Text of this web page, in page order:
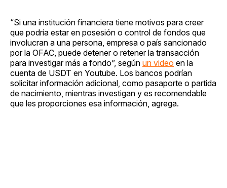
“Si una institución financiera tiene motivos para creer
que podría estar en posesión o control de fondos que
involucran a una persona, empresa o país sancionado
por la OFAC, puede detener o retener la transacción
para investigar más a fondo”, según un video en la
cuenta de USDT en Youtube. Los bancos podrían
solicitar información adicional, como pasaporte o partida
de nacimiento, mientras investigan y es recomendable
que les proporciones esa información, agrega.